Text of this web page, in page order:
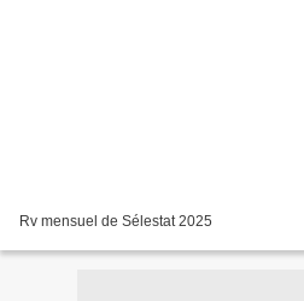
Rv mensuel de Sélestat 2025